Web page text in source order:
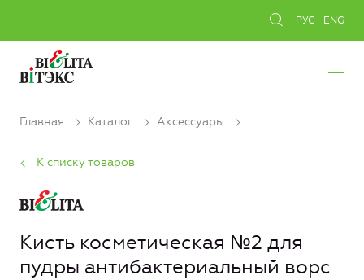
РУС ENG
Главная Каталог Аксессуары
К списку товаров
Кисть косметическая №2 для
пудры антибактериальный ворс